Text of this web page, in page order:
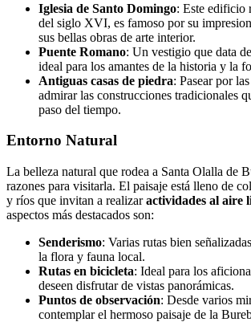
Iglesia de Santo Domingo: Este edificio
del siglo XVI, es famoso por su
sus bellas obras de arte interior.
Puente Romano: Un vestigio que data
ideal para los amantes de la historia y la
Antiguas casas de piedra: Pasear por
admirar las construcciones tradicionales
paso del tiempo.
Entorno Natural
La belleza natural que rodea a Santa Olalla de
razones para visitarla. El paisaje está lleno de
y ríos que invitan a realizaractividades al aire
aspectos más destacados son:
Senderismo: Varias rutas bien
la flora y fauna local.
Rutas en bicicleta: Ideal para los
deseen disfrutar de vistas panorámicas.
Puntos de observación: Desde varios
contemplar el hermoso paisaje de la